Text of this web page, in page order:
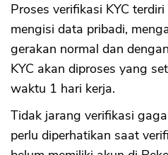
Proses verifikasi KYC
mengisi data pribadi,
gerakan normal dan
KYC akan diproses yang
waktu 1 hari kerja.
Tidak jarang verifikasi
perlu diperhatikan saat